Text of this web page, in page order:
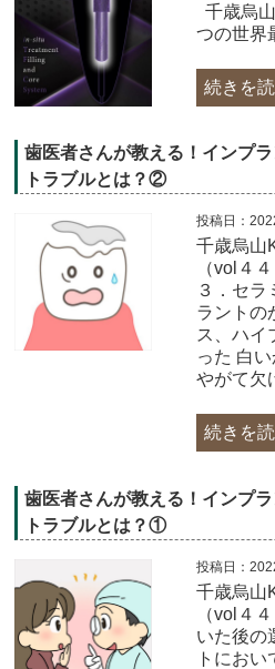
千歳烏
つの世界
続きを
歯医者さんが教える！インプ
トラブルとは？②
投稿日：
千歳烏山
（vol４
３．セ
ラントの
ス、ハイ
った 白
やがて欠
続きを
歯医者さんが教える！インプ
トラブルとは？①
投稿日：
千歳烏山
（vol４
いた後の
トにお